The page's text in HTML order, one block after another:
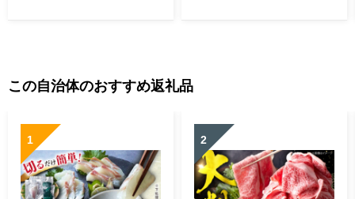
この自治体のおすすめ返礼品
1 2